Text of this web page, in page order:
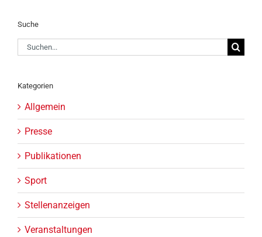
Suche
Suche
nach:
Kategorien
Allgemein
Presse
Publikationen
Sport
Stellenanzeigen
Veranstaltungen